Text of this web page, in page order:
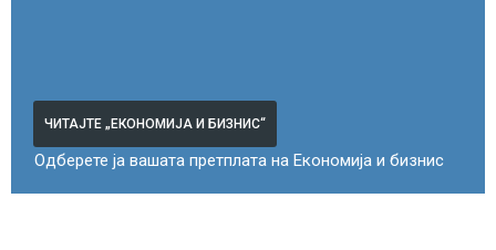
ЧИТАЈТЕ „ЕКОНОМИЈА И БИЗНИС“
Одберете ја вашата претплата на Економија и бизнис